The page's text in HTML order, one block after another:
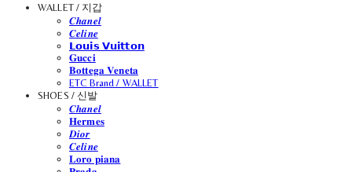
WALLET / 지갑
𝑪𝒉𝒂𝒏𝒆𝒍
𝑪𝒆𝒍𝒊𝒏𝒆
𝗟𝗼𝘂𝗶𝘀 𝗩𝘂𝗶𝘁𝘁𝗼𝗻
𝐆𝐮𝐜𝐜𝐢
𝐁𝐨𝐭𝐭𝐞𝐠𝐚 𝐕𝐞𝐧𝐞𝐭𝐚
ETC Brand / WALLET
SHOES / 신발
𝑪𝒉𝒂𝒏𝒆𝒍
𝐇𝐞𝐫𝐦𝐞𝐬
𝑫𝒊𝒐𝒓
𝑪𝒆𝒍𝒊𝒏𝒆
𝐋𝐨𝐫𝐨 𝐩𝐢𝐚𝐧𝐚